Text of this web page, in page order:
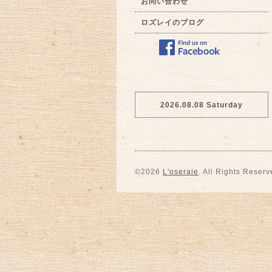
ロズレイのブログ
2026.08.08 Saturday
©2026 L'oseraie . All Rights